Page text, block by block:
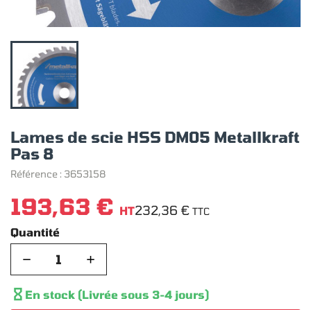
Lames de scie HSS DM05 Metallkraft
Pas 8
Référence : 3653158
193,63 € HT232,36 € TTC
Quantité
− +
 En stock (Livrée sous 3-4 jours)